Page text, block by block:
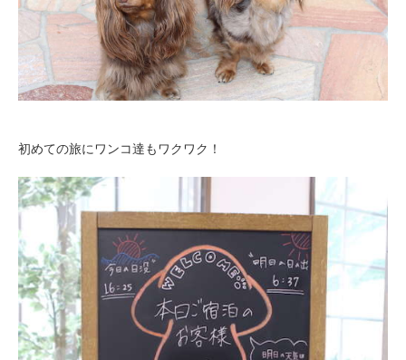
初めての旅にワンコ達もワクワク！